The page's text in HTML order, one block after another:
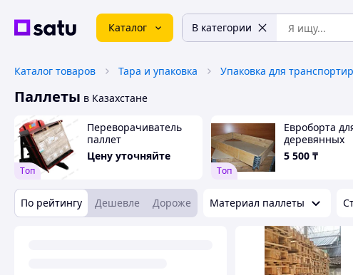
Каталог В категории
Каталог товаров Тара и упаковка Упаковка для
Паллеты в Казахстане
Tоп
Переворачиватель
паллет
Цену уточняйте
Tоп
Евроборта
деревянных
поддонов
5 500 ₸
По рейтингу Дешевле Дороже Материал паллеты